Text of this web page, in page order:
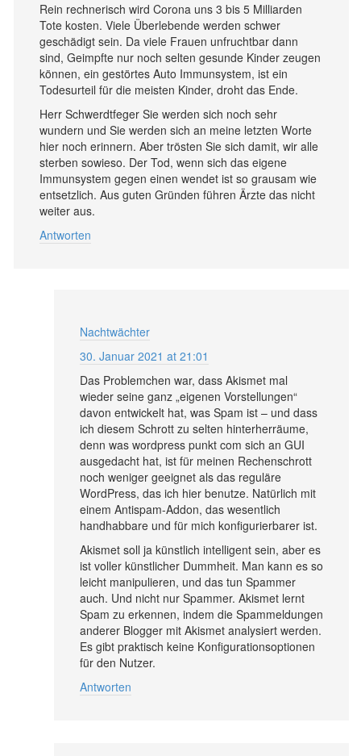
Rein rechnerisch wird Corona uns 3 bis 5 Milliarden
Tote kosten. Viele Überlebende werden schwer
geschädigt sein. Da viele Frauen unfruchtbar dann
sind, Geimpfte nur noch selten gesunde Kinder zeugen
können, ein gestörtes Auto Immunsystem, ist ein
Todesurteil für die meisten Kinder, droht das Ende.
Herr Schwerdtfeger Sie werden sich noch sehr
wundern und Sie werden sich an meine letzten Worte
hier noch erinnern. Aber trösten Sie sich damit, wir alle
sterben sowieso. Der Tod, wenn sich das eigene
Immunsystem gegen einen wendet ist so grausam wie
entsetzlich. Aus guten Gründen führen Ärzte das nicht
weiter aus.
Antworten
Nachtwächter
30. Januar 2021 at 21:01
Das Problemchen war, dass Akismet mal
wieder seine ganz „eigenen Vorstellungen“
davon entwickelt hat, was Spam ist – und dass
ich diesem Schrott zu selten hinterherräume,
denn was wordpress punkt com sich an GUI
ausgedacht hat, ist für meinen Rechenschrott
noch weniger geeignet als das reguläre
WordPress, das ich hier benutze. Natürlich mit
einem Antispam-Addon, das wesentlich
handhabbare und für mich konfigurierbarer ist.
Akismet soll ja künstlich intelligent sein, aber es
ist voller künstlicher Dummheit. Man kann es so
leicht manipulieren, und das tun Spammer
auch. Und nicht nur Spammer. Akismet lernt
Spam zu erkennen, indem die Spammeldungen
anderer Blogger mit Akismet analysiert werden.
Es gibt praktisch keine Konfigurationsoptionen
für den Nutzer.
Antworten